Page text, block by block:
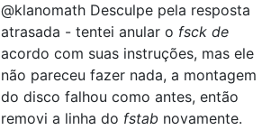
@klanomath Desculpe pela resposta
atrasada - tentei anular o fsck de
acordo com suas instruções, mas ele
não pareceu fazer nada, a montagem
do disco falhou como antes, então
removi a linha do fstab novamente.